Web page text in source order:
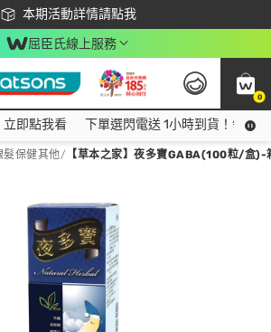
本期活動詳情請點我
下載app最高回饋$350
屈臣氏線上服務
0
點我看
即點我看 下單選閃電送 1小時到貨！領神
髮保健其他/ 【草本之家】夜多寶GABA(100粒/盒)-